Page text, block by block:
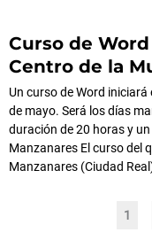
Curso de
Centro de la
Un curso de Word
de mayo. Será los días
duración de 20 horas y
Manzanares El curso del
Manzanares (Ciudad
1